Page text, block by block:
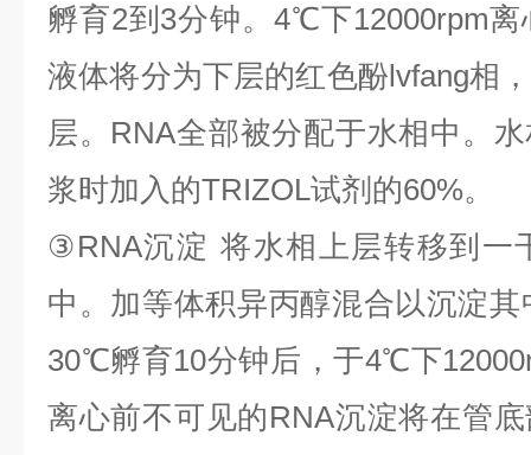
孵育2到 3分钟。 4℃下12000rpm离
液体将分为下层的红色酚lvfang相
层。 RNA全部被分配于水相中。
浆时加入的TRIZOL试剂的60%。
③RNA沉淀 将水相上层转移到一
中。加等体积异丙醇混合以沉淀其
30℃孵育10分钟后，于4℃下
离心前不可见的RNA沉淀将在管